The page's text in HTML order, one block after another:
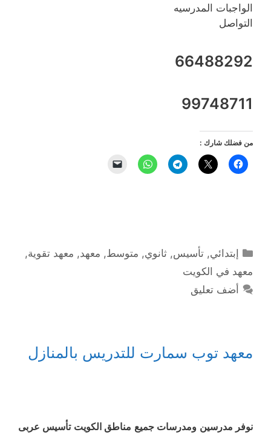
الواجبات المدرسيه
التواصل
66488292
99748711
من فضلك شارك :
التصنيفات
إبتدائي,تأسيس,ثانوي, متوسط, معهد, معهد تقوية,
معهد في الكويت
أضف تعليق
معهد توب سمارت للتدريس بالمنازل
نوفر مدرسين ومدرسات جميع مناطق الكويت تأسيس عربى